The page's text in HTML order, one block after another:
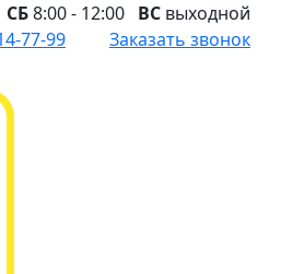
СБ8:00 - 12:00 ВС выходной
77-99
Заказать звонок